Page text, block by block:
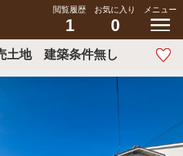
閲覧履歴
1
お気に入り
0
メニュー
土地 建築条件無し